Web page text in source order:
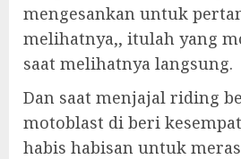
mengesankan untuk
melihatnya,, itulah yang
saat melihatnya langsung.
Dan saat menjajal riding
motoblast di beri
habis habisan untuk